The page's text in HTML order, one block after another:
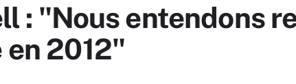
: "Nous entendons
2012"